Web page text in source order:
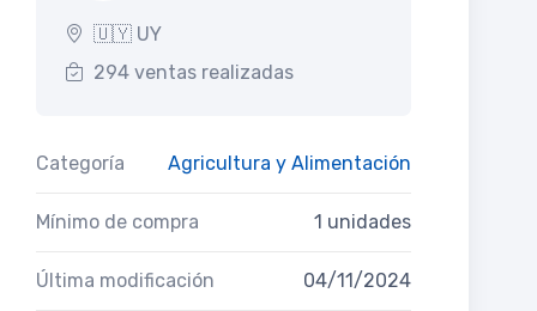
🇺🇾 UY
294 ventas realizadas
Categoría Agricultura y Alimentación
Mínimo de compra 1 unidades
Última modificación 04/11/2024